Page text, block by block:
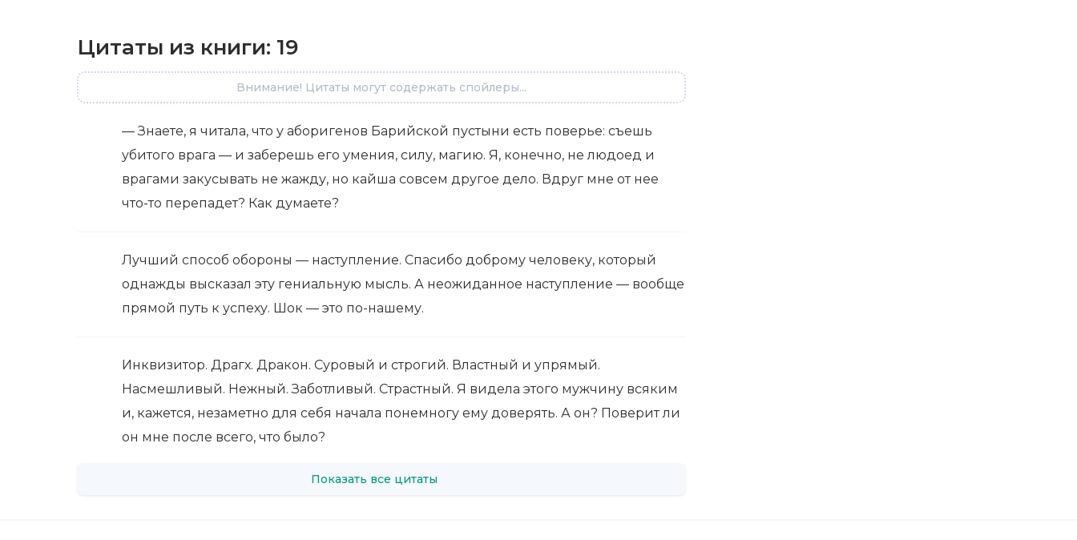
Цитаты из книги: 19
Внимание! Цитаты могут содержать спойлеры...
— Знаете, я читала, что у аборигенов Барийской пустыни есть поверье: съешь
убитого врага — и заберешь его умения, силу, магию. Я, конечно, не людоед и
врагами закусывать не жажду, но кайша совсем другое дело. Вдруг мне от нее
что-то перепадет? Как думаете?
Лучший способ обороны — наступление. Спасибо доброму человеку, который
однажды высказал эту гениальную мысль. А неожиданное наступление — вообще
прямой путь к успеху. Шок — это по-нашему.
Инквизитор. Драгх. Дракон. Суровый и строгий. Властный и упрямый.
Насмешливый. Нежный. Заботливый. Страстный. Я видела этого мужчину всяким
и, кажется, незаметно для себя начала понемногу ему доверять. А он? Поверит ли
он мне после всего, что было?
Показать все цитаты